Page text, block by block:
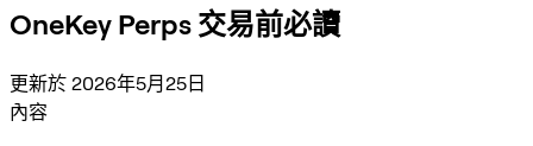
OneKey Perps 交易前必讀
更新於 2026年5月25日
內容